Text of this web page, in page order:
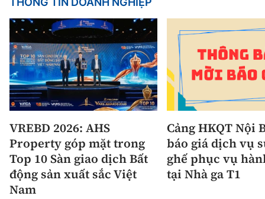
VREBD 2026: AHS
Property góp mặt trong
Top 10 Sàn giao dịch Bất
động sản xuất sắc Việt
Nam
Cảng HKQT Nội
báo giá dịch vụ
ghế phục vụ
tại Nhà ga T1